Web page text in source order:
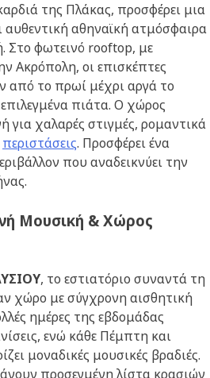
της Πλάκας, προσφέρει μια
αυθεντική αθηναϊκή ατμόσφαιρα
Στο φωτεινό rooftop, με
Ακρόπολη, οι επισκέπτες
από το πρωί μέχρι αργά το
πιάτα. Ο χώρος
για χαλαρές στιγμές, ρομαντικά
περιστάσεις. Προσφέρει ένα
που αναδεικνύει την
Μουσική & Χώρος
, το εστιατόριο συναντά τη
χώρο με σύγχρονη αισθητική
ημέρες της εβδομάδας
ενώ κάθε Πέμπτη και
μοναδικές μουσικές βραδιές.
προσεγμένη λίστα κρασιών